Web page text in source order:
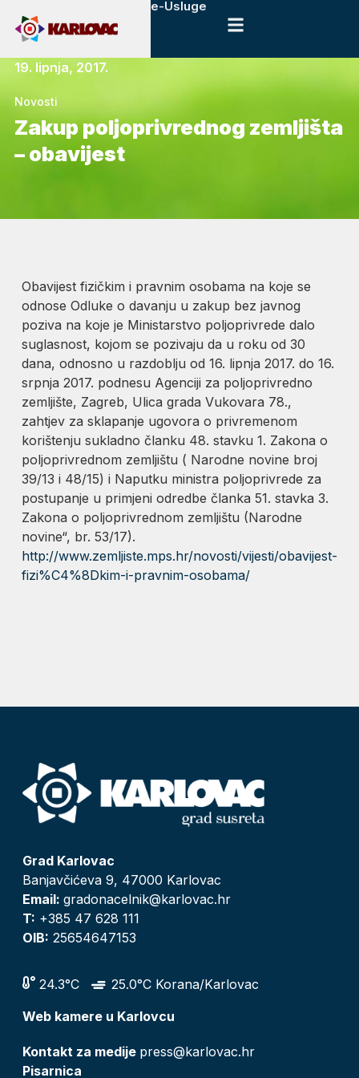
e-Usluge
19. lipnja, 2017.
Novosti
Zakup poljoprivrednog zemljišta
– obavijest
Obavijest fizičkim i pravnim osobama na koje se
odnose Odluke o davanju u zakup bez javnog
poziva na koje je Ministarstvo poljoprivrede dalo
suglasnost, kojom se pozivaju da u roku od 30
dana, odnosno u razdoblju od 16. lipnja 2017. do 16.
srpnja 2017. podnesu Agenciji za poljoprivredno
zemljište, Zagreb, Ulica grada Vukovara 78.,
zahtjev za sklapanje ugovora o privremenom
korištenju sukladno članku 48. stavku 1. Zakona o
poljoprivrednom zemljištu ( Narodne novine broj
39/13 i 48/15) i Naputku ministra poljoprivrede za
postupanje u primjeni odredbe članka 51. stavka 3.
Zakona o poljoprivrednom zemljištu (Narodne
novine“, br. 53/17).
http://www.zemljiste.mps.hr/novosti/vijesti/obavijest-
fizi%C4%8Dkim-i-pravnim-osobama/
Grad Karlovac
Banjavčićeva 9, 47000 Karlovac
Email: gradonacelnik@karlovac.hr
T: +385 47 628 111
OIB: 25654647153
24.3°C
25.0°C Korana/Karlovac
Web kamere u Karlovcu
Kontakt za medije press@karlovac.hr
Pisarnica